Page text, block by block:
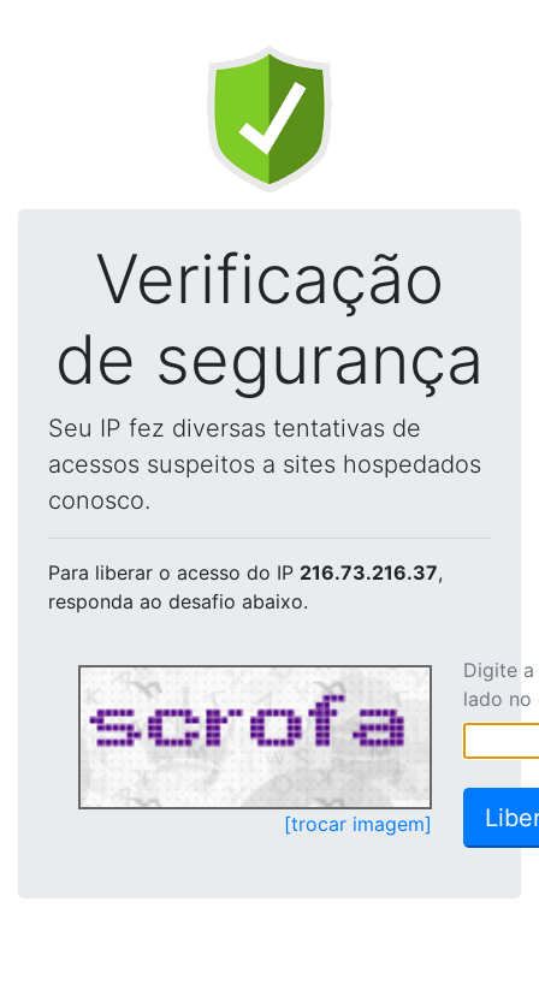
Verificação
de segurança
Seu IP fez diversas tentativas de
acessos suspeitos a sites hospedados
conosco.
Para liberar o acesso do IP 216.73.216.37,
responda ao desafio abaixo.
[trocar imagem]
Digite
lado no